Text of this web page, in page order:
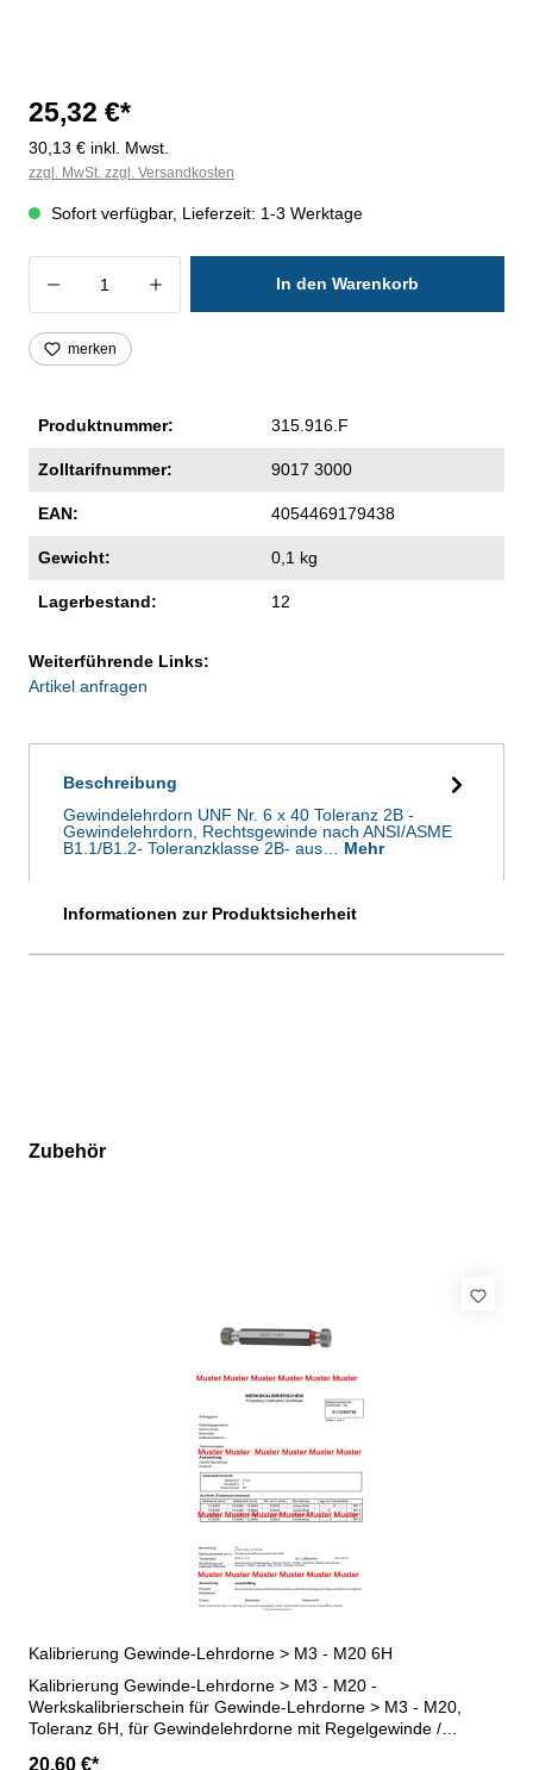
25,32 €*
30,13 € inkl. Mwst.
zzgl. MwSt. zzgl. Versandkosten
Sofort verfügbar, Lieferzeit: 1-3 Werktage
Produkt Anzahl: Gib den gewünschten
In den Warenkorb
merken
Produktnummer: 315.916.F
Zolltarifnummer: 9017 3000
EAN: 4054469179438
Gewicht: 0,1 kg
Lagerbestand: 12
Weiterführende Links:
Artikel anfragen
Beschreibung
Gewindelehrdorn UNF Nr. 6 x 40 Toleranz 2B -
Gewindelehrdorn, Rechtsgewinde nach ANSI/ASME
B1.1/B1.2- Toleranzklasse 2B- aus… Mehr
Informationen zur Produktsicherheit
Produktgalerie überspringen
Zubehör
Kalibrierung Gewinde-Lehrdorne > M3 - M20 6H
Kalibrierung Gewinde-Lehrdorne > M3 - M20 -
Werkskalibrierschein für Gewinde-Lehrdorne > M3 - M20,
Toleranz 6H, für Gewindelehrdorne mit Regelgewinde /
20,60 €*